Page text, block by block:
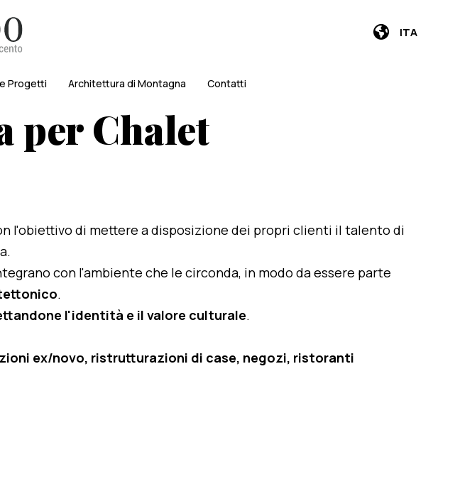
ITA
Progetti Architettura di Montagna Contatti
per Chalet
l'obiettivo di mettere a disposizione dei propri clienti il talento di
con l'ambiente che le circonda, in modo da essere parte
.
l'identità e il valore culturale.
ex/novo, ristrutturazioni di case, negozi, ristoranti